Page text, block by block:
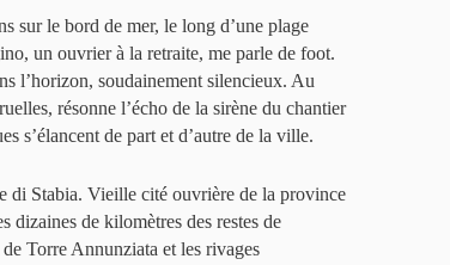
sur le bord de mer, le long d’une plage
un ouvrier à la retraite, me parle de foot.
l’horizon, soudainement silencieux. Au
résonne l’écho de la sirène du chantier
s’élancent de part et d’autre de la ville.
di Stabia. Vieille cité ouvrière de la province
dizaines de kilomètres des restes de
Torre Annunziata et les rivages